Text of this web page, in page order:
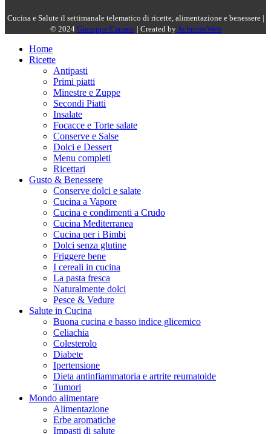
Cucina e Salute il settimanale telematico di ricette, alimentazione e benessere |
© 2024 Giuseppe Capano | Created byAchromeWeb
Home
Ricette
Antipasti
Primi piatti
Minestre e Zuppe
Secondi Piatti
Insalate
Focacce e Torte salate
Conserve e Salse
Dolci e Dessert
Menu completi
Ricettari
Gusto & Benessere
Conserve dolci e salate
Cucina a Vapore
Cucina e condimenti a Crudo
Cucina Mediterranea
Cucina per i Bimbi
Dolci senza glutine
Friggere bene
I cereali in cucina
La pasta fresca
Naturalmente dolci
Pesce & Vedure
Salute in Cucina
Buona cucina e basso indice glicemico
Celiachia
Colesterolo
Diabete
Ipertensione
Dieta antinfiammatoria e artrite reumatoide
Tumori
Mondo alimentare
Alimentazione
Erbe aromatiche
Impasti di salute